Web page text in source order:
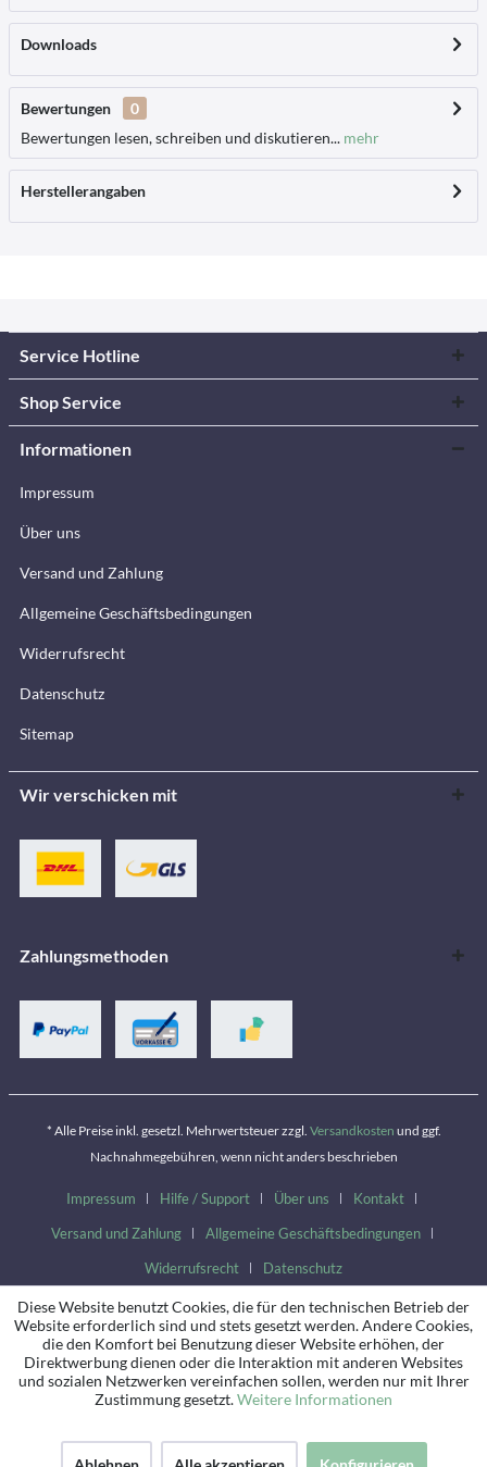
Downloads
Bewertungen
0
Bewertungen lesen, schreiben und diskutieren... mehr
Herstellerangaben
Service Hotline
Shop Service
Informationen
Impressum
Über uns
Versand und Zahlung
Allgemeine Geschäftsbedingungen
Widerrufsrecht
Datenschutz
Sitemap
Wir verschicken mit
Zahlungsmethoden
* Alle Preise inkl. gesetzl. Mehrwertsteuer zzgl. Versandkosten und ggf.
Nachnahmegebühren, wenn nicht anders beschrieben
Impressum Hilfe / Support Über uns
Kontakt
Versand und Zahlung
Allgemeine Geschäftsbedingungen
Widerrufsrecht
Datenschutz
Diese Website benutzt Cookies, die für den technischen Betrieb der
Website erforderlich sind und stets gesetzt werden. Andere Cookies,
die den Komfort bei Benutzung dieser Website erhöhen, der
Direktwerbung dienen oder die Interaktion mit anderen Websites
und sozialen Netzwerken vereinfachen sollen, werden nur mit Ihrer
Zustimmung gesetzt.Weitere Informationen